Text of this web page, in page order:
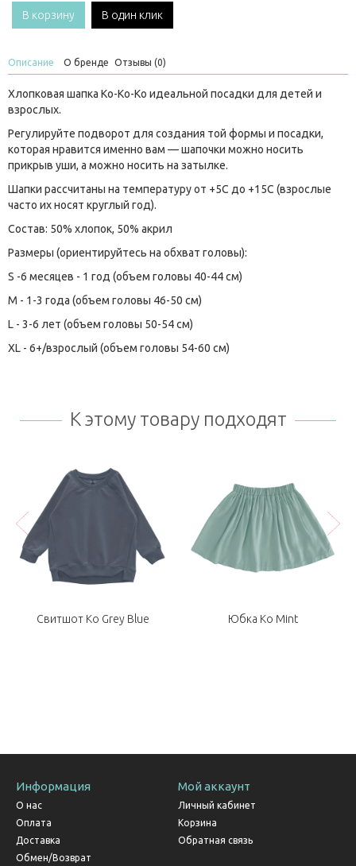
В корзину В один клик
Описание О бренде Отзывы (0)
Хлопковая шапка Ko-Ko-Ko идеальной посадки для детей и
взрослых.
Регулируйте подворот для создания той формы и посадки,
которая нравится именно вам — шапочки можно носить
прикрыв уши, а можно носить на затылке.
Шапки рассчитаны на температуру от +5С до +15С (взрослые
часто их носят круглый год).
Состав: 50% хлопок, 50% акрил
Размеры (ориентируйтесь на обхват головы):
S -6 месяцев - 1 год (объем головы 40-44 см)
M - 1-3 года (объем головы 46-50 см)
L - 3-6 лет (объем головы 50-54 см)
XL - 6+/взрослый (объем головы 54-60 см)
К этому товару подходят
Свитшот Ko Grey Blue Юбка Ko Mint
Информация
О нас
Оплата
Доставка
Обмен/Возврат
Мой аккаунт
Личный кабинет
Корзина
Обратная связь